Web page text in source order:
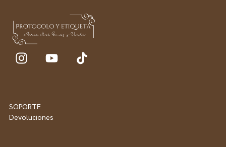
SOPORTE
Devoluciones